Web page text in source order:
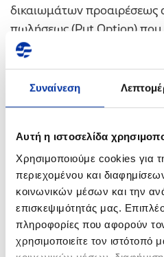
Συναίνεση
Αυτή η ιστοσελίδα
Χρησιμοποιούμε cookies για
περιεχομένου και
κοινωνικών μέσων και την
επισκεψιμότητάς μας.
πληροφορίες που αφορούν
χρησιμοποιείτε τον ιστότοπό
δικαιωμάτων προαιρέσεως
πωλήσεως (Put Option) που
Προτιμητέο Επενδυτή και
των μετοχών της στη ΔΕΠΑ
Η τιμή που θα λάβει η
προαναφερθέντων
είναι 10% χαμηλότερη από
προσφέρει ο Προτιμητέος
πωλούμενες μετοχές του
δεν εφαρμόζεται στο μέρος
αφορά στην καθαρή
Εμπορίας Α.Ε.